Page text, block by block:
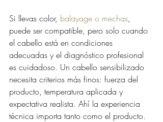
Si llevas color, balayage o mechas,
puede ser compatible, pero solo cuando
el cabello está en condiciones
adecuadas y el diagnóstico profesional
es cuidadoso. Un cabello sensibilizado
necesita criterios más finos: fuerza del
producto, temperatura aplicada y
expectativa realista. Ahí la experiencia
técnica importa tanto como el producto.